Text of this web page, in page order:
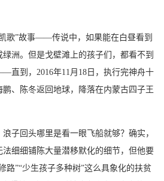
歌”故事——传说中，如果能在白昼看到
洲。但是戈壁滩上的孩子们，都看不到
直到，2016年11月18日，执行完神舟十
、陈冬返回地球，降落在内蒙古四子王
子回头哪里是看一眼飞船就够？确实，
法细细铺陈大量潜移默化的细节，但他要
路”“少生孩子多种树”这么具象化的扶贫